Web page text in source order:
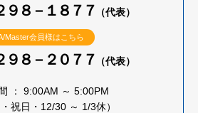
９８－１８７７ （代表）
Master会員様はこちら
９８－２０７７ （代表）
： 9:00AM ～ 5:00PM
・祝日・12/30 ～ 1/3休）